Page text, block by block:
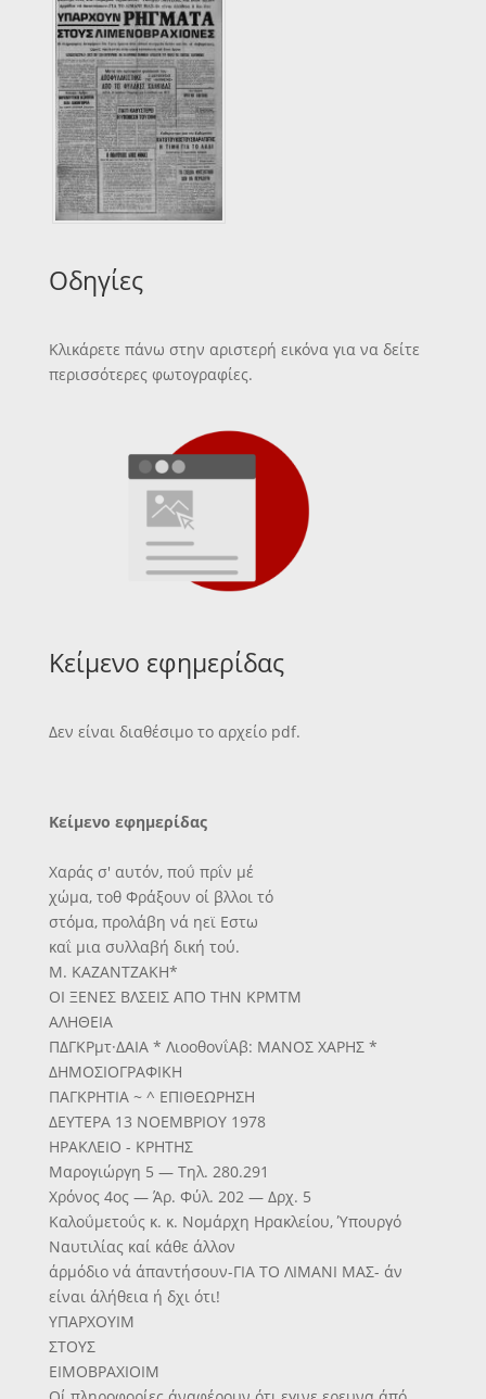
Οδηγίες
Κλικάρετε πάνω στην αριστερή εικόνα για να δείτε
περισσότερες φωτογραφίες.
Κείμενο εφημερίδας
Δεν είναι διαθέσιμο το αρχείο pdf.
Κείμενο εφημερίδας
Χαράς σ' αυτόν, ποΰ πρΐν μέ
χώμα, τοθ Φράξουν οί βλλοι τό
στόμα, προλάβη νά ηεϊ Εστω
καΐ μια συλλαβή δική τού.
Μ. ΚΑΖΑΝΤΖΑΚΗ*
ΟΙ ΞΕΝΕΣ ΒΛΣΕΙΣ ΑΠΟ ΤΗΝ ΚΡΜΤΜ
ΑΛΗΘΕΙΑ
ΠΔΓΚΡμτ·ΔΑΙΑ * ΛιοοθονΐΑβ: ΜΑΝΟΣ ΧΑΡΗΣ *
ΔΗΜΟΣΙΟΓΡΑΦΙΚΗ
ΠΑΓΚΡΗΤΙΑ ~ ^ ΕΠΙΘΕΩΡΗΣΗ
ΔΕΥΤΕΡΑ 13 ΝΟΕΜΒΡΙΟΥ 1978
ΗΡΑΚΛΕΙΟ - ΚΡΗΤΗΣ
Μαρογιώργη 5 — Τηλ. 280.291
Χρόνος 4ος — Άρ. Φύλ. 202 — Δρχ. 5
Καλοΰμετοΰς κ. κ. Νομάρχη Ηρακλείου, Ύπουργό
Ναυτιλίας καί κάθε άλλον
άρμόδιο νά άπαντήσουν-ΓΙΑ ΤΟ ΛΙΜΑΝΙ ΜΑΣ- άν
είναι άλήθεια ή δχι ότι!
ΥΠΑΡΧΟΥΙΜ
ΣΤΟΥΣ
ΕΙΜΟΒΡΑΧΙΟΙΜ